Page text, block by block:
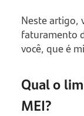
Neste artigo,
faturamento
você, que é
Qual o
MEI?